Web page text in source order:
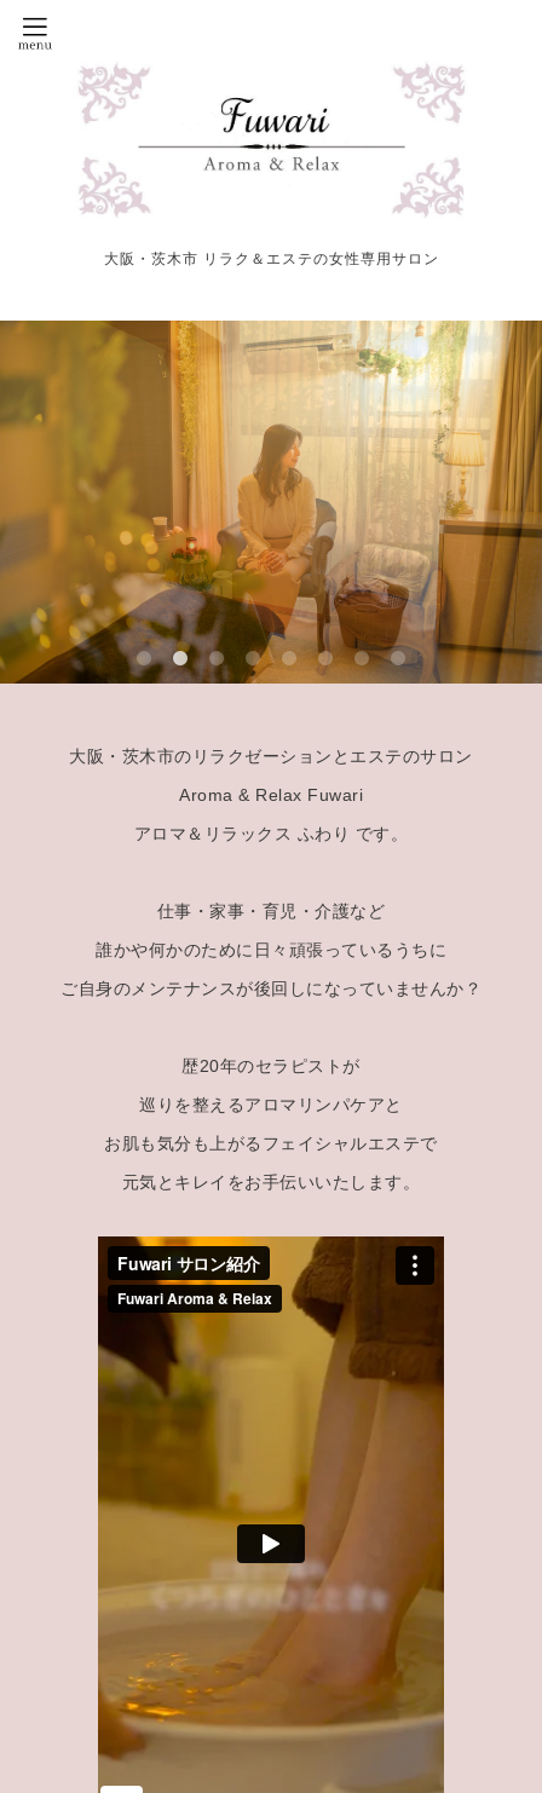
大阪・茨木市 リラク＆エステの女性専用サロン
大阪・茨木市のリラクゼーションとエステのサロン
Aroma & Relax Fuwari
アロマ＆リラックス ふわり です。
仕事・家事・育児・介護など
誰かや何かのために日々頑張っているうちに
ご自身のメンテナンスが後回しになっていませんか？
歴20年のセラピストが
巡りを整えるアロマリンパケアと
お肌も気分も上がるフェイシャルエステで
元気とキレイをお手伝いいたします。